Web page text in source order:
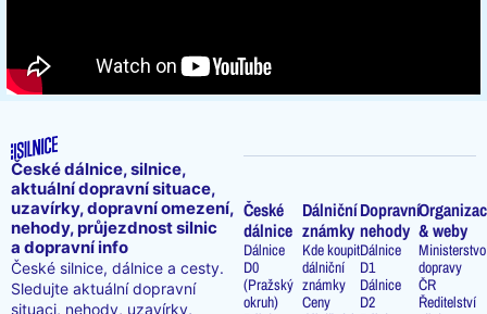
České dálnice, silnice,
aktuální dopravní situace,
uzavírky, dopravní omezení,
nehody, průjezdnost silnic
a dopravní info
České silnice, dálnice a cesty.
Sledujte aktuální dopravní
situaci, nehody, uzavírky,
České
dálnice
Dálnice
D0
(Pražský
okruh)
Dálniční
známky
Kde koupit
dálniční
známky
Ceny
Dopravní
nehody
Dálnice
D1
Dálnice
D2
& weby
Ministerstvo
dopravy
ČR
Ředitelství